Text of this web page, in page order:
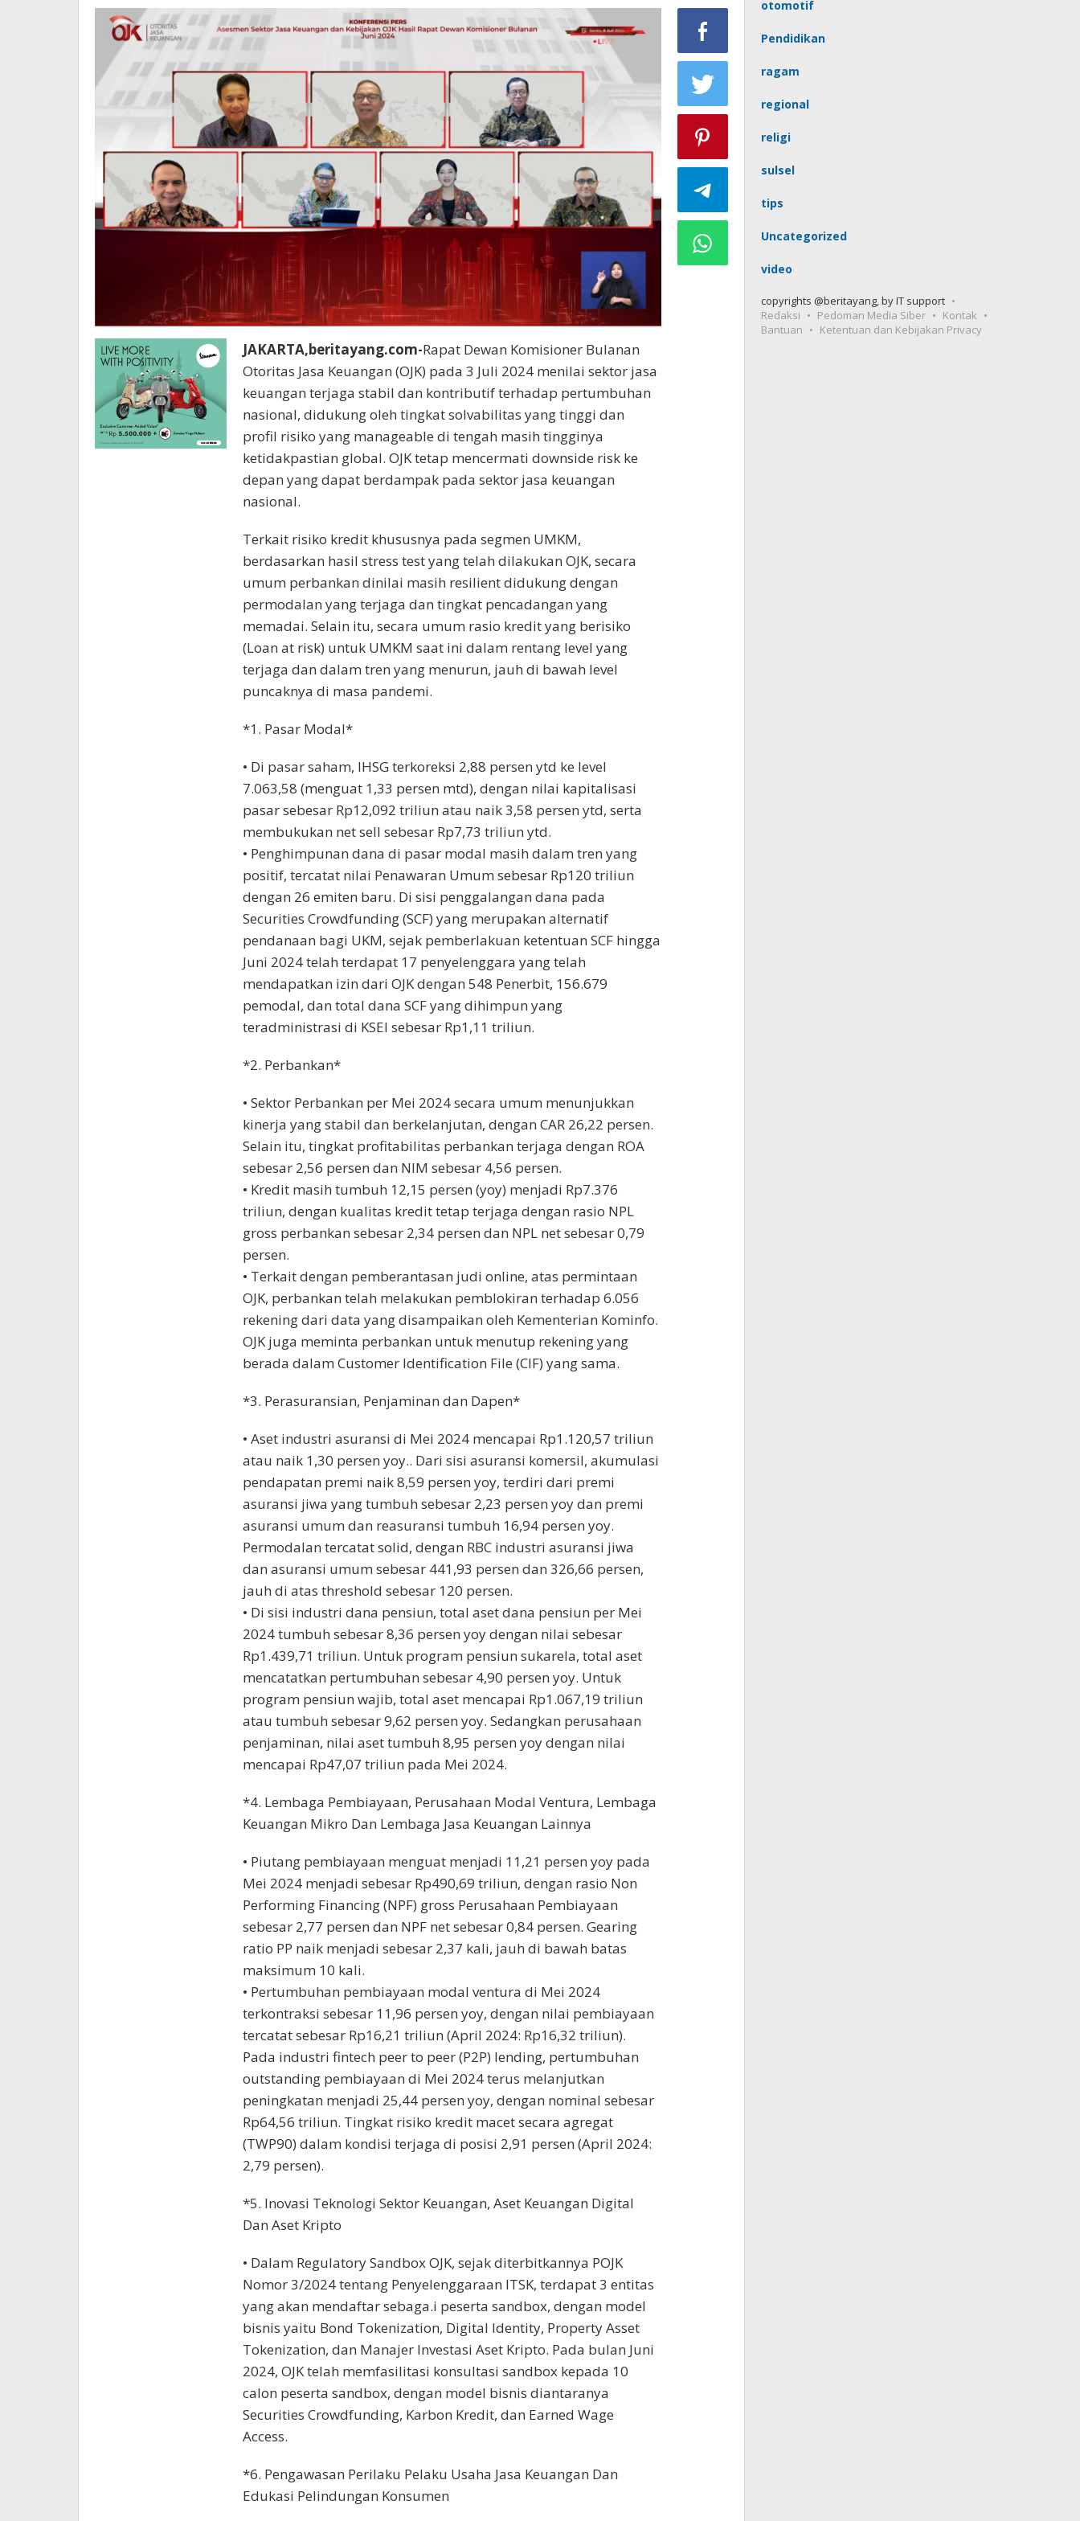
JAKARTA,beritayang.com-Rapat Dewan Komisioner Bulanan
Otoritas Jasa Keuangan (OJK) pada 3 Juli 2024 menilai sektor jasa
keuangan terjaga stabil dan kontributif terhadap pertumbuhan
nasional, didukung oleh tingkat solvabilitas yang tinggi dan
profil risiko yang manageable di tengah masih tingginya
ketidakpastian global. OJK tetap mencermati downside risk ke
depan yang dapat berdampak pada sektor jasa keuangan
nasional.
Terkait risiko kredit khususnya pada segmen UMKM,
berdasarkan hasil stress test yang telah dilakukan OJK, secara
umum perbankan dinilai masih resilient didukung dengan
permodalan yang terjaga dan tingkat pencadangan yang
memadai. Selain itu, secara umum rasio kredit yang berisiko
(Loan at risk) untuk UMKM saat ini dalam rentang level yang
terjaga dan dalam tren yang menurun, jauh di bawah level
puncaknya di masa pandemi.
*1. Pasar Modal*
• Di pasar saham, IHSG terkoreksi 2,88 persen ytd ke level
7.063,58 (menguat 1,33 persen mtd), dengan nilai kapitalisasi
pasar sebesar Rp12,092 triliun atau naik 3,58 persen ytd, serta
membukukan net sell sebesar Rp7,73 triliun ytd.
• Penghimpunan dana di pasar modal masih dalam tren yang
positif, tercatat nilai Penawaran Umum sebesar Rp120 triliun
dengan 26 emiten baru. Di sisi penggalangan dana pada
Securities Crowdfunding (SCF) yang merupakan alternatif
pendanaan bagi UKM, sejak pemberlakuan ketentuan SCF hingga
Juni 2024 telah terdapat 17 penyelenggara yang telah
mendapatkan izin dari OJK dengan 548 Penerbit, 156.679
pemodal, dan total dana SCF yang dihimpun yang
teradministrasi di KSEI sebesar Rp1,11 triliun.
*2. Perbankan*
• Sektor Perbankan per Mei 2024 secara umum menunjukkan
kinerja yang stabil dan berkelanjutan, dengan CAR 26,22 persen.
Selain itu, tingkat profitabilitas perbankan terjaga dengan ROA
sebesar 2,56 persen dan NIM sebesar 4,56 persen.
• Kredit masih tumbuh 12,15 persen (yoy) menjadi Rp7.376
triliun, dengan kualitas kredit tetap terjaga dengan rasio NPL
gross perbankan sebesar 2,34 persen dan NPL net sebesar 0,79
persen.
• Terkait dengan pemberantasan judi online, atas permintaan
OJK, perbankan telah melakukan pemblokiran terhadap 6.056
rekening dari data yang disampaikan oleh Kementerian Kominfo.
OJK juga meminta perbankan untuk menutup rekening yang
berada dalam Customer Identification File (CIF) yang sama.
*3. Perasuransian, Penjaminan dan Dapen*
• Aset industri asuransi di Mei 2024 mencapai Rp1.120,57 triliun
atau naik 1,30 persen yoy.. Dari sisi asuransi komersil, akumulasi
pendapatan premi naik 8,59 persen yoy, terdiri dari premi
asuransi jiwa yang tumbuh sebesar 2,23 persen yoy dan premi
asuransi umum dan reasuransi tumbuh 16,94 persen yoy.
Permodalan tercatat solid, dengan RBC industri asuransi jiwa
dan asuransi umum sebesar 441,93 persen dan 326,66 persen,
jauh di atas threshold sebesar 120 persen.
• Di sisi industri dana pensiun, total aset dana pensiun per Mei
2024 tumbuh sebesar 8,36 persen yoy dengan nilai sebesar
Rp1.439,71 triliun. Untuk program pensiun sukarela, total aset
mencatatkan pertumbuhan sebesar 4,90 persen yoy. Untuk
program pensiun wajib, total aset mencapai Rp1.067,19 triliun
atau tumbuh sebesar 9,62 persen yoy. Sedangkan perusahaan
penjaminan, nilai aset tumbuh 8,95 persen yoy dengan nilai
mencapai Rp47,07 triliun pada Mei 2024.
*4. Lembaga Pembiayaan, Perusahaan Modal Ventura, Lembaga
Keuangan Mikro Dan Lembaga Jasa Keuangan Lainnya
• Piutang pembiayaan menguat menjadi 11,21 persen yoy pada
Mei 2024 menjadi sebesar Rp490,69 triliun, dengan rasio Non
Performing Financing (NPF) gross Perusahaan Pembiayaan
sebesar 2,77 persen dan NPF net sebesar 0,84 persen. Gearing
ratio PP naik menjadi sebesar 2,37 kali, jauh di bawah batas
maksimum 10 kali.
• Pertumbuhan pembiayaan modal ventura di Mei 2024
terkontraksi sebesar 11,96 persen yoy, dengan nilai pembiayaan
tercatat sebesar Rp16,21 triliun (April 2024: Rp16,32 triliun).
Pada industri fintech peer to peer (P2P) lending, pertumbuhan
outstanding pembiayaan di Mei 2024 terus melanjutkan
peningkatan menjadi 25,44 persen yoy, dengan nominal sebesar
Rp64,56 triliun. Tingkat risiko kredit macet secara agregat
(TWP90) dalam kondisi terjaga di posisi 2,91 persen (April 2024:
2,79 persen).
*5. Inovasi Teknologi Sektor Keuangan, Aset Keuangan Digital
Dan Aset Kripto
• Dalam Regulatory Sandbox OJK, sejak diterbitkannya POJK
Nomor 3/2024 tentang Penyelenggaraan ITSK, terdapat 3 entitas
yang akan mendaftar sebaga.i peserta sandbox, dengan model
bisnis yaitu Bond Tokenization, Digital Identity, Property Asset
Tokenization, dan Manajer Investasi Aset Kripto. Pada bulan Juni
2024, OJK telah memfasilitasi konsultasi sandbox kepada 10
calon peserta sandbox, dengan model bisnis diantaranya
Securities Crowdfunding, Karbon Kredit, dan Earned Wage
Access.
*6. Pengawasan Perilaku Pelaku Usaha Jasa Keuangan Dan
Edukasi Pelindungan Konsumen
otomotif
Pendidikan
ragam
regional
religi
sulsel
tips
Uncategorized
video
copyrights @beritayang, by IT support
Redaksi
Pedoman Media Siber
Kontak
Bantuan
Ketentuan dan Kebijakan Privacy